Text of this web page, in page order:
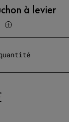
à levier